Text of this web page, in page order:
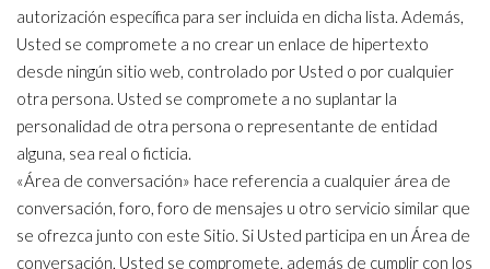
autorización específica para ser incluida en dicha lista. Además,
Usted se compromete a no crear un enlace de hipertexto
desde ningún sitio web, controlado por Usted o por cualquier
otra persona. Usted se compromete a no suplantar la
personalidad de otra persona o representante de entidad
alguna, sea real o ficticia.
«Área de conversación» hace referencia a cualquier área de
conversación, foro, foro de mensajes u otro servicio similar que
se ofrezca junto con este Sitio. Si Usted participa en un Área de
conversación, Usted se compromete, además de cumplir con los